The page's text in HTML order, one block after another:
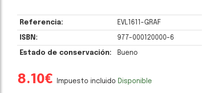
Referencia: EVL1611-GRAF
ISBN: 977-000120000-6
Estado de conservación: Bueno
8.10€ Impuesto incluido Disponible